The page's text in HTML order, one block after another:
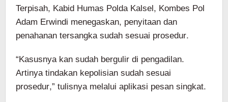
Terpisah, Kabid Humas Polda Kalsel, Kombes Pol
Adam Erwindi menegaskan, penyitaan dan
penahanan tersangka sudah sesuai prosedur.
“Kasusnya kan sudah bergulir di pengadilan.
Artinya tindakan kepolisian sudah sesuai
prosedur,” tulisnya melalui aplikasi pesan singkat.